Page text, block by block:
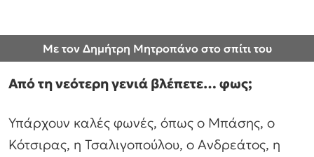
Με τον Δημήτρη Μητροπάνο στο σπίτι του
Από τη νεότερη γενιά βλέπετε… φως;
Υπάρχουν καλές φωνές, όπως ο Μπάσης, ο
Κότσιρας, η Τσαλιγοπούλου, ο Ανδρεάτος, η